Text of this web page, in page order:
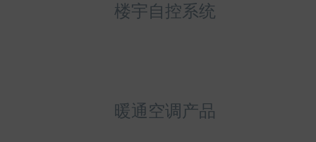
楼宇自控系统
暖通空调产品